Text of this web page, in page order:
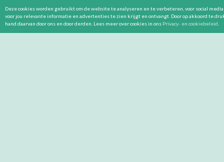
Deze cookies worden gebruikt om de website te analyseren en te verbeteren, voor social
voor jou relevante informatie en advertenties te zien krijgt en ontvangt. Door op akkoord te
hand daarvan door ons en door derden. Lees meer over cookies in ons Privacy- en cookiebeleid